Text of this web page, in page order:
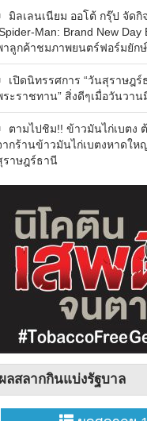
มิลเลนเนียม ออโต้ กรุ๊ป จัด
Man: Brand New Day
าลูกค้าชมภาพยนตร์ฟอร์มยัก
เปิดนิทรรศการ “วันสุราษฎ
ระราชทาน” สิ่งดีๆเมื่อวันวา
ตามไปชิม!! ข้าวมันไก่เบตง
ากร้านข้าวมันไก่เบตงหาดให
ราษฎร์ธานี
ผลสลากกินแบ่งรัฐบาล